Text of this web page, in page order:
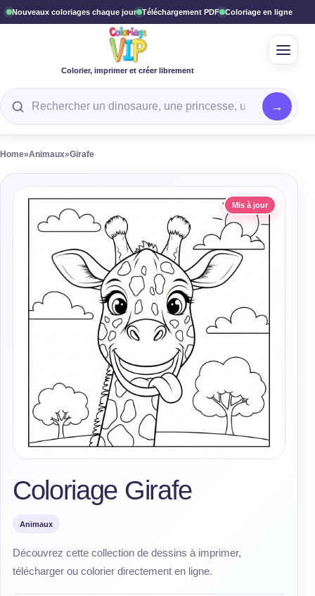
Nouveaux coloriages chaque jour Téléchargement PDF Coloriage en ligne
Colorier, imprimer et créer librement
Rechercher un coloriage
Home»Animaux»Girafe
Mis à jour
Coloriage Girafe
Animaux
Découvrez cette collection de dessins à imprimer,
télécharger ou colorier directement en ligne.